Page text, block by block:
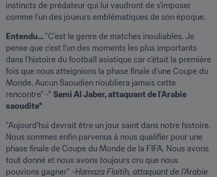
instincts de prédateur qui lui vaudront de s'imposer
comme l'un des joueurs emblématiques de son époque.
Entendu... "C'est le genre de matches inouliables. Je
pense que c'est l'un des moments les plus importants
dans l'histoire du football asiatique car c'était la première
fois que nous atteignions la phase finale d'une Coupe du
Monde. Aucun Saoudien n'oubliera jamais cette
rencontre" -* Sami Al Jaber, attaquant de l'Arabie
saoudite*
"Aujourd'hui devrait être un jour saint dans notre histoire.
Nous sommes enfin parvenus à nous qualifier pour une
phase finale de Coupe du Monde de la FIFA. Nous avons
tout donné et nous avons toujours cru que nous
pouvions gagner" -Hamaza Flaitih, attaquant de l'Arabie